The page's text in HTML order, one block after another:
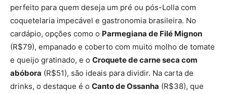
perfeito para quem deseja um pré ou pós-Lolla com
coquetelaria impecável e gastronomia brasileira. No
cardápio, opções como o Parmegiana de Filé Mignon
(R$79), empanado e coberto com muito molho de tomate
e queijo gratinado, e o Croquete de carne seca com
abóbora (R$51), são ideais para dividir. Na carta de
drinks, o destaque é o Canto de Ossanha (R$38), que